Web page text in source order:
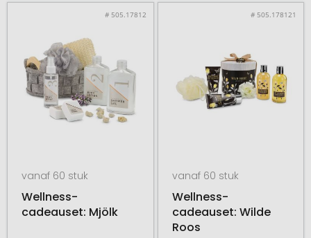
# 505.17812
vanaf 60 stuk
Wellness-
cadeauset: Mjölk
# 505.178121
vanaf 60 stuk
Wellness-
cadeauset: Wilde
Roos